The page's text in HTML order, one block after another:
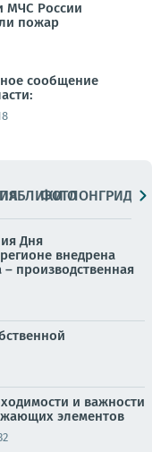
МЧС России
пожар
сообщение
ПАБЛИКИ
ФОТОЛОНГРИДЫ
Дня
внедрена
производственная
и важности
элементов